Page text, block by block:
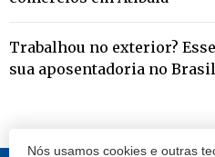
Nós usamos cookies e outras
Trabalhou no exterior?
sua aposentadoria no Brasil